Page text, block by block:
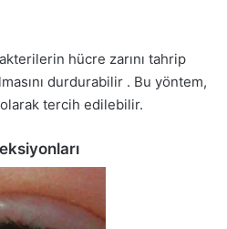
hücre zarını tahrip
durdurabilir . Bu yöntem,
tercih edilebilir.